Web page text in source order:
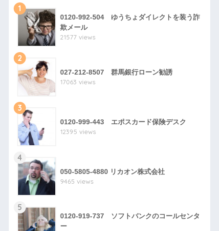
1
0120-992-504 ゆうちょダイレクトを装う詐
欺メール
21577 views
2
027-212-8507 群馬銀行ローン勧誘
17063 views
3
0120-999-443 エポスカード保険デスク
12395 views
4
050-5805-4880 リカオン株式会社
9465 views
5
0120-919-737 ソフトバンクのコールセンタ
ー